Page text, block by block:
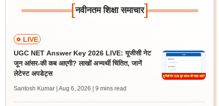
[नवीनतम शिक्षा समाचार]
LIVE
UGC NET Answer Key 2026 LIVE: यूजीसी नेट
जून आंसर-की कब आएगी? लाखों अभ्यर्थी चिंतित, जानें
लेटेस्ट अपडेट्स
Santosh Kumar | Aug 6, 2026 | 9 mins read